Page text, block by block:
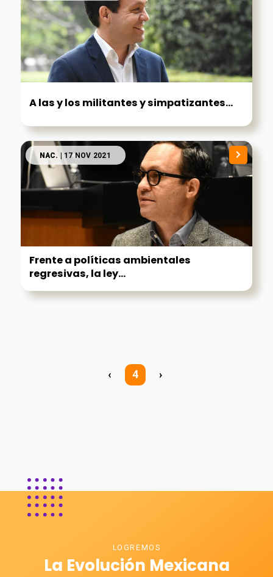
A las y los militantes y simpatizantes...
NAC. | 17 NOV 2021
Frente a políticas ambientales
regresivas, la ley...
‹ 4 ›
LOGREMOS
La Evolución Mexicana